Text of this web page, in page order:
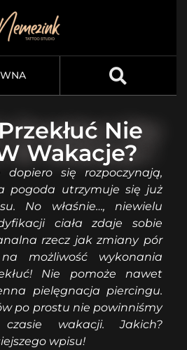
Nie
Wakacje?
dopiero się rozpoczynają,
pogoda utrzymuje się już
No właśnie…, niewielu
ciała zdaje sobie
rzecz jak zmiany pór
możliwość wykonania
Nie pomoże nawet
pielęgnacja piercingu.
po prostu nie powinniśmy
wakacji. Jakich?
wpisu!